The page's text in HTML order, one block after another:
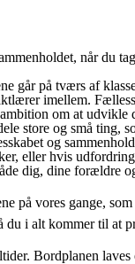
når du
går på tværs af
imellem.
om at
store og små
og
eller hvis
dig, dine forældre
vores gange,
i alt kommer til at
Bordplanen